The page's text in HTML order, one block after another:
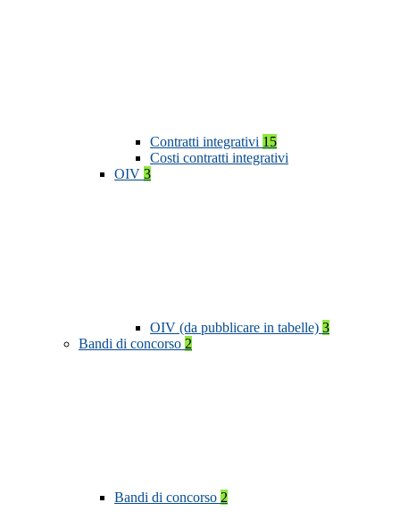
Contratti integrativi 15
Costi contratti integrativi
OIV 3
OIV (da pubblicare in tabelle) 3
Bandi di concorso 2
Bandi di concorso 2